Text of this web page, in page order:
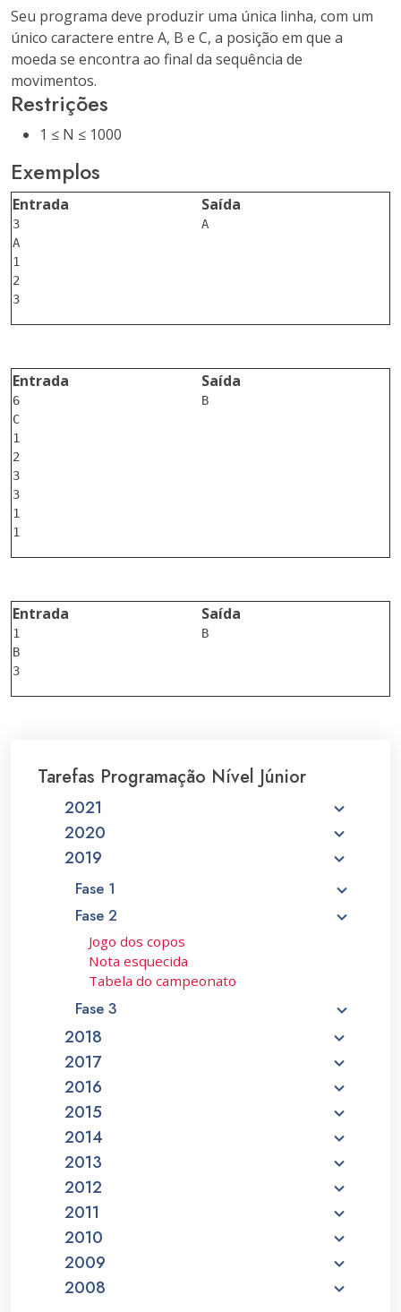
Seu programa deve produzir uma única linha, com um
único caractere entre A, B e C, a posição em que a
moeda se encontra ao final da sequência de
movimentos.
Restrições
1 ≤ N ≤ 1000
Exemplos
Entrada
3
A
1
2
Saída
A
Entrada
6
C
1
2
3
3
1
Saída
B
Entrada
1
B
Saída
B
Tarefas Programação Nível Júnior
2021
2020
2019
Fase 1
Fase 2
Jogo dos copos
Nota esquecida
Tabela do campeonato
Fase 3
2018
2017
2016
2015
2014
2013
2012
2011
2010
2009
2008